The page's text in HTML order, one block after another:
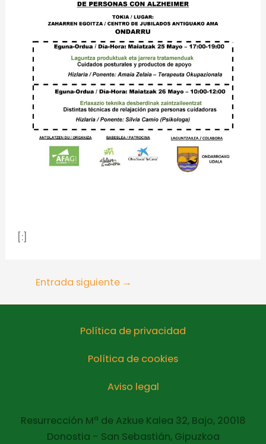
[:]
Entrada siguiente →
Política de privacidad
Política de cookies
Aviso legal
Resurrección Mª de Azkue Kalea 32, Bajo, 20018
Donostia - San Sebastián, Gipuzkoa